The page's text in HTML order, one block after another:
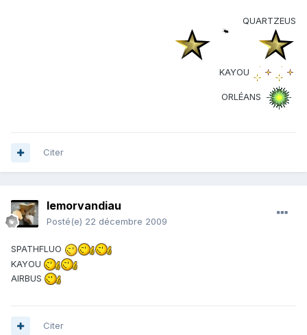
QUARTZEUS
KAYOU
ORLÉANS
Citer
lemorvandiau
Posté(e) 22 décembre 2009
SPATHFLUO
KAYOU
AIRBUS
Citer